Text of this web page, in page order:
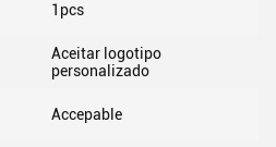
1pcs
Aceitar logotipo
personalizado
Accepable